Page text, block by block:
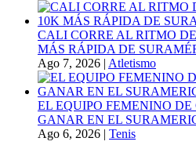
CALI CORRE AL RITMO
MÁS RÁPIDA DE
Ago 7, 2026 | Atletismo
EL EQUIPO FEMENINO
GANAR EN EL
Ago 6, 2026 | Tenis